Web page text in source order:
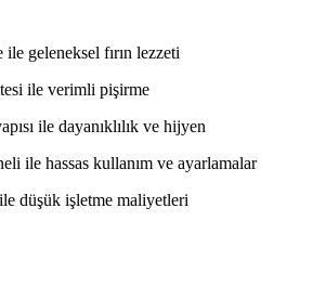
geleneksel fırın lezzeti
ile verimli pişirme
ile dayanıklılık ve hijyen
ile hassas kullanım ve ayarlamalar
düşük işletme maliyetleri